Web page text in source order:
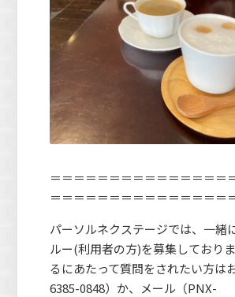
＝＝＝＝＝＝＝＝＝＝＝＝＝＝＝
＝＝＝＝＝＝＝＝＝＝＝＝＝＝＝
パーソルネクステージでは、一緒
ルー(利用者の方)を募集しており
るにあたって質問をされたい方は
6385-0848）か、メール（PNX-